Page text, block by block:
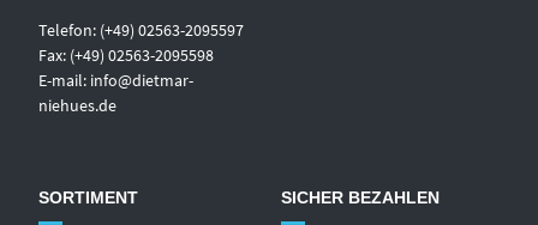
Telefon: (+49) 02563-2095597
Fax: (+49) 02563-2095598
E-mail: info@dietmar-
niehues.de
SORTIMENT SICHER BEZAHLEN